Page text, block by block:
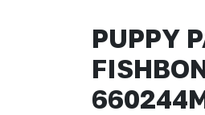
PUPPY